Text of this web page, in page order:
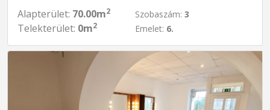
Alapterület: 70.00m2
Telekterület: 0m2
Szobaszám: 3
Emelet: 6.